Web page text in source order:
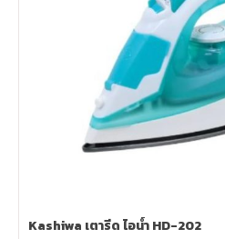
Kashiwa เตารีด ไอน้ำ HD-202